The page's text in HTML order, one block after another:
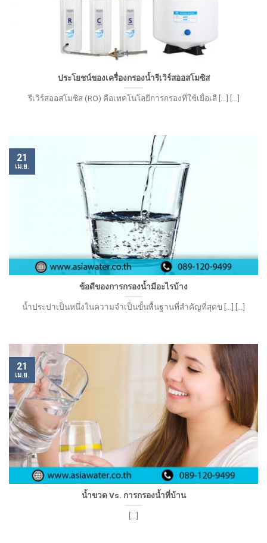
ประโยชน์ของเครื่องกรองน้ำรีเวิร์สออสโมซิส
รีเวิร์สออสโมซิส (RO) คือเทคโนโลยีการกรองที่ใช้เยื่อเลื [...] [...]
ข้อดีของการกรองน้ำมีอะไรบ้าง
น้ำประปาเป็นหนึ่งในความจำเป็นขั้นพื้นฐานที่สำคัญที่สุดข [...] [...]
21
เม.ย.
น้ำขวด Vs. การกรองน้ำที่บ้าน
[...]
21
เม.ย.